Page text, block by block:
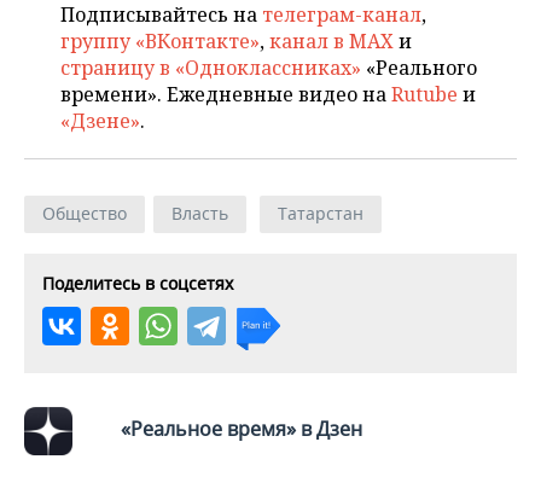
Подписывайтесь на телеграм-канал,
группу «ВКонтакте»,канал в MAXи
страницу в «Одноклассниках» «Реального
времени». Ежедневные видео наRutube и
«Дзене».
Общество Власть Татарстан
Поделитесь в соцсетях
«Реальное время» в Дзен